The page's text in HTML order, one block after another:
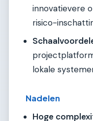
innovatievere
risico-
lokale
Nadelen
Hoge